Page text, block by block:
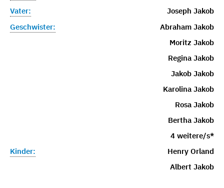
Vater:
Joseph Jakob
Geschwister:
Abraham Jakob
Moritz Jakob
Regina Jakob
Jakob Jakob
Karolina Jakob
Rosa Jakob
Bertha Jakob
4 weitere/s*
Kinder:
Henry Orland
Albert Jakob